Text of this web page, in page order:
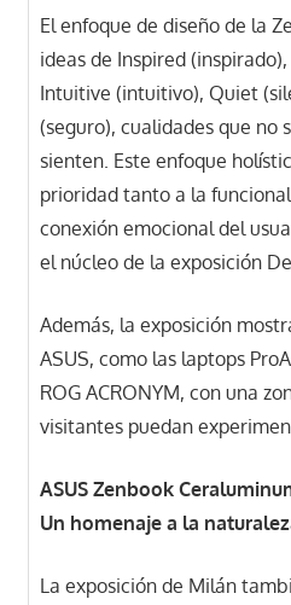
El enfoque de diseño de la
ideas de Inspired
Intuitive (intuitivo), Quiet
(seguro), cualidades que no
sienten. Este enfoque
prioridad tanto a la
conexión emocional del
el núcleo de la exposición
Además, la exposición
ASUS, como las laptops
ROG ACRONYM, con una
visitantes puedan
ASUS Zenbook
Un homenaje a la
La exposición de Milán